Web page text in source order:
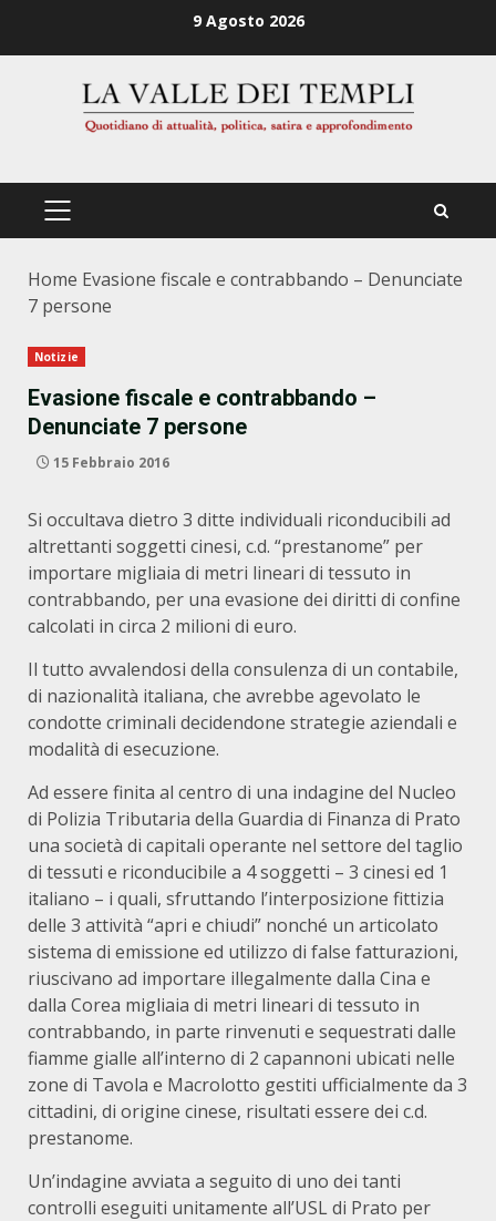
9 Agosto 2026
PRIMÄRES
Home Evasione fiscale e contrabbando – Denunciate
7 persone
Notizie
Evasione fiscale e contrabbando –
Denunciate 7 persone
15 Febbraio 2016
Si occultava dietro 3 ditte individuali riconducibili ad
altrettanti soggetti cinesi, c.d. “prestanome” per
importare migliaia di metri lineari di tessuto in
contrabbando, per una evasione dei diritti di confine
calcolati in circa 2 milioni di euro.
Il tutto avvalendosi della consulenza di un contabile,
di nazionalità italiana, che avrebbe agevolato le
condotte criminali decidendone strategie aziendali e
modalità di esecuzione.
Ad essere finita al centro di una indagine del Nucleo
di Polizia Tributaria della Guardia di Finanza di Prato
una società di capitali operante nel settore del taglio
di tessuti e riconducibile a 4 soggetti – 3 cinesi ed 1
italiano – i quali, sfruttando l’interposizione fittizia
delle 3 attività “apri e chiudi” nonché un articolato
sistema di emissione ed utilizzo di false fatturazioni,
riuscivano ad importare illegalmente dalla Cina e
dalla Corea migliaia di metri lineari di tessuto in
contrabbando, in parte rinvenuti e sequestrati dalle
fiamme gialle all’interno di 2 capannoni ubicati nelle
zone di Tavola e Macrolotto gestiti ufficialmente da 3
cittadini, di origine cinese, risultati essere dei c.d.
prestanome.
Un’indagine avviata a seguito di uno dei tanti
controlli eseguiti unitamente all’USL di Prato per